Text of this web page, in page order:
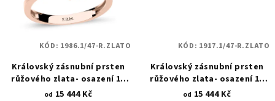
Královský zásnubní prsten
růžového zlata- osazení 13
kulatými zirkony 1986.1
od 15 444 Kč
KÓD: 1986.1/47-R.ZLATO
Královský zásnubní prsten
růžového zlata- osazení 16
kulatými zirkony a oválného
od 15 444 Kč
KÓD: 1917.1/47-R.ZLATO